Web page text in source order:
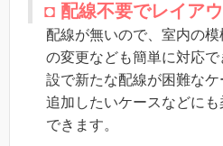
◘ 配線不要でレイア
配線が無いので、室内の
の変更なども簡単に対応
設で新たな配線が困難な
追加したいケースなどに
できます。